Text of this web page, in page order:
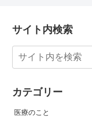
サイト内検索
カテゴリー
医療のこと